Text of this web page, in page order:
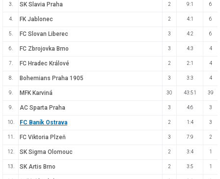
3. SK Slavia Praha 2 9:1 6
4. FK Jablonec 2 4:1 6
5. FC Slovan Liberec 3 4:2 6
6. FC Zbrojovka Brno 3 4:3 4
7. FC Hradec Králové 2 2:1 4
8. Bohemians Praha 1905 3 3:3 4
9. MFK Karviná 30 43:51 39
9. AC Sparta Praha 3 4:6 3
10. FC Baník Ostrava 2 1:4 3
11. FC Viktoria Plzeň 3 7:9 2
12. SK Sigma Olomouc 2 3:4 1
13. SK Artis Brno 2 3:5 1